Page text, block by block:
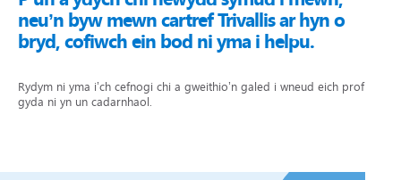
neu’n byw mewn cartref Trivallis ar hyn o
bryd, cofiwch ein bod ni yma i helpu.
Rydym ni yma i’ch cefnogi chi a gweithio’n galed i wneud eich profiad
gyda ni yn un cadarnhaol.